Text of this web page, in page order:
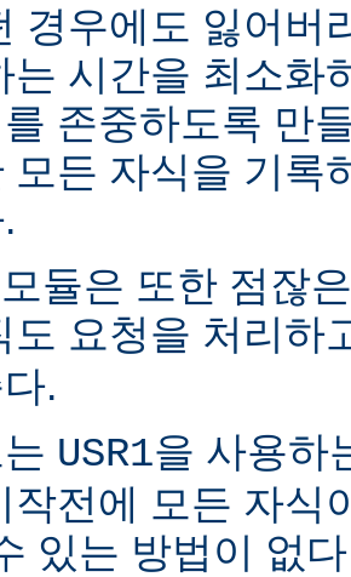
경우에도 잃어버
는 시간을 최소화
존중하도록 만
모든 자식을 기록
듈은 또한 점잖
도 요청을 처리하
.
USR1을 사용하
작전에 모든 자식
있는 방법이 없